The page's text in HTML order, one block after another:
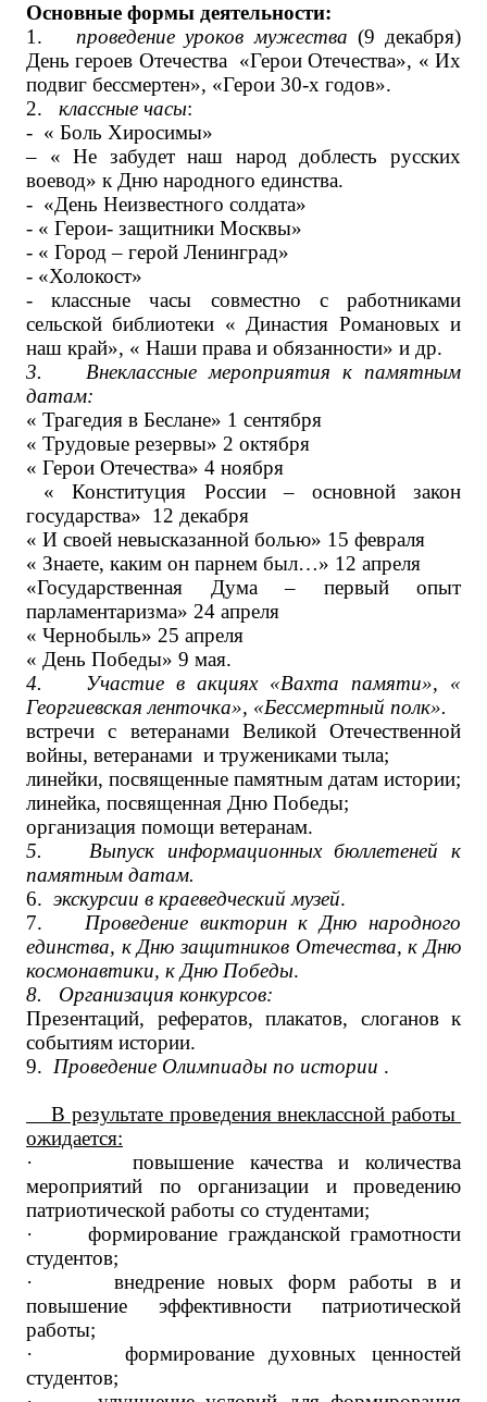
Основные формы деятельности:
1.
проведение уроков мужества (9 декабря)
День героев Отечества «Герои Отечества», « Их
подвиг бессмертен», «Герои 30-х годов».
2.
классные часы:
- « Боль Хиросимы»
– « Не забудет наш народ доблесть русских
воевод» к Дню народного единства.
- «День Неизвестного солдата»
- « Герои- защитники Москвы»
- « Город – герой Ленинград»
- «Холокост»
- классные часы совместно с работниками
сельской библиотеки « Династия Романовых и
наш край», « Наши права и обязанности» и др.
3.
Внеклассные мероприятия к памятным
датам:
« Трагедия в Беслане» 1 сентября
« Трудовые резервы» 2 октября
« Герои Отечества» 4 ноября
« Конституция России – основной закон
государства» 12 декабря
« И своей невысказанной болью» 15 февраля
« Знаете, каким он парнем был…» 12 апреля
«Государственная Дума – первый опыт
парламентаризма» 24 апреля
« Чернобыль» 25 апреля
« День Победы» 9 мая.
4.
Участие в акциях «Вахта памяти», «
Георгиевская ленточка», «Бессмертный полк».
встречи с ветеранами Великой Отечественной
войны, ветеранами и тружениками тыла;
линейки, посвященные памятным датам истории;
линейка, посвященная Дню Победы;
организация помощи ветеранам.
5.
Выпуск информационных бюллетеней к
памятным датам.
6. экскурсии в краеведческий музей.
7.
Проведение викторин к Дню народного
единства, к Дню защитников Отечества, к Дню
космонавтики, к Дню Победы.
8.
Организация конкурсов:
Презентаций, рефератов, плакатов, слоганов к
событиям истории.
9. Проведение Олимпиады по истории .
В результате проведения внеклассной работы
ожидается:
·
повышение качества и количества
мероприятий по организации и проведению
патриотической работы со студентами;
·
формирование гражданской грамотности
студентов;
·
внедрение новых форм работы в и
повышение эффективности патриотической
работы;
·
формирование духовных ценностей
студентов;